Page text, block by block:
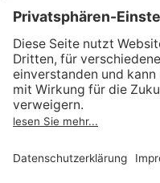
AGB
Informationen nach Data
Act
Verträge hier kündigen
Impressum